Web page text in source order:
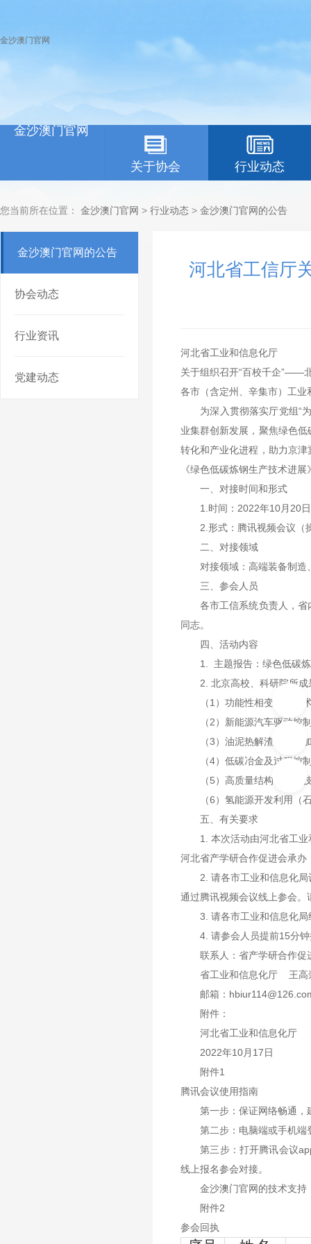
金沙澳门官网
金沙澳门官网
关于协会 行业动态
您当前所在位置： 金沙澳门官网 > 行业动态 > 金沙澳门官网的公告
金沙澳门官网的公告
协会动态
行业资讯
党建动态
河北省工信厅
河北省工业和信息化厅
关于组织召开“百校千企”——
各市（含定州、辛集市）工
为深入贯彻落实厅党组“为
业集群创新发展，聚焦绿色
转化和产业化进程，助力京
《绿色低碳炼钢生产技术进
一、对接时间和形式
1.时间：2022年10月20日
2.形式：腾讯视频会议（
二、对接领域
对接领域：高端装备制造
三、参会人员
各市工信系统负责人，省内
同志。
四、活动内容
1. 主题报告：绿色低碳炼
2. 北京高校、科研院所成
（1）功能性相变材料技术
（2）新能源汽车驱动控制
（3）油泥热解渣的高附加
（4）低碳冶金及过程控制
（5）高质量结构件成形技
（6）氢能源开发利用（石
五、有关要求
1. 本次活动由河北省工业
河北省产学研合作促进会承
2. 请各市工业和信息化局
通过腾讯视频会议线上参会
3. 请各市工业和信息化局
4. 请参会人员提前15分钟
联系人：省产学研合作促
省工业和信息化厅 王高
邮箱：
附件：
河北省工业和信息化厅
2022年10月17日
附件1
腾讯会议使用指南
第一步：保证网络畅通，
第二步：电脑端或手机端
第三步：打开腾讯会议app
线上报名参会对接。
金沙澳门官网的技术支持
附件2
参会回执